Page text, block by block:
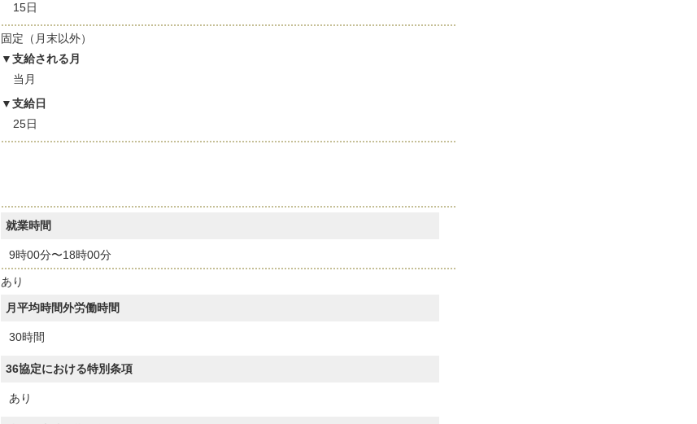
15日
固定（月末以外）
支給される月
当月
支給日
25日
就業時間
9時00分〜18時00分
あり
月平均時間外労働時間
30時間
36協定における特別条項
あり